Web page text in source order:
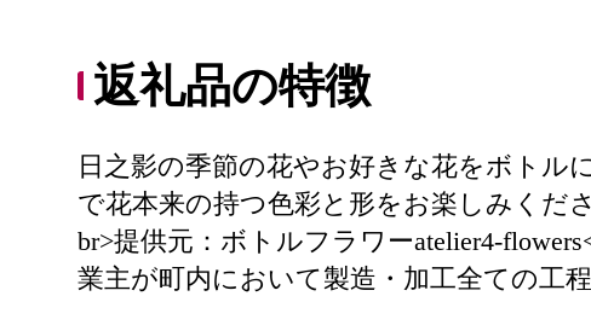
返礼品の特徴
日之影の季節の花やお好きな花をボトル
で花本来の持つ色彩と形をお楽しみくだ
br>提供元：ボトルフラワーatelier4-
業主が町内において製造・加工全ての工